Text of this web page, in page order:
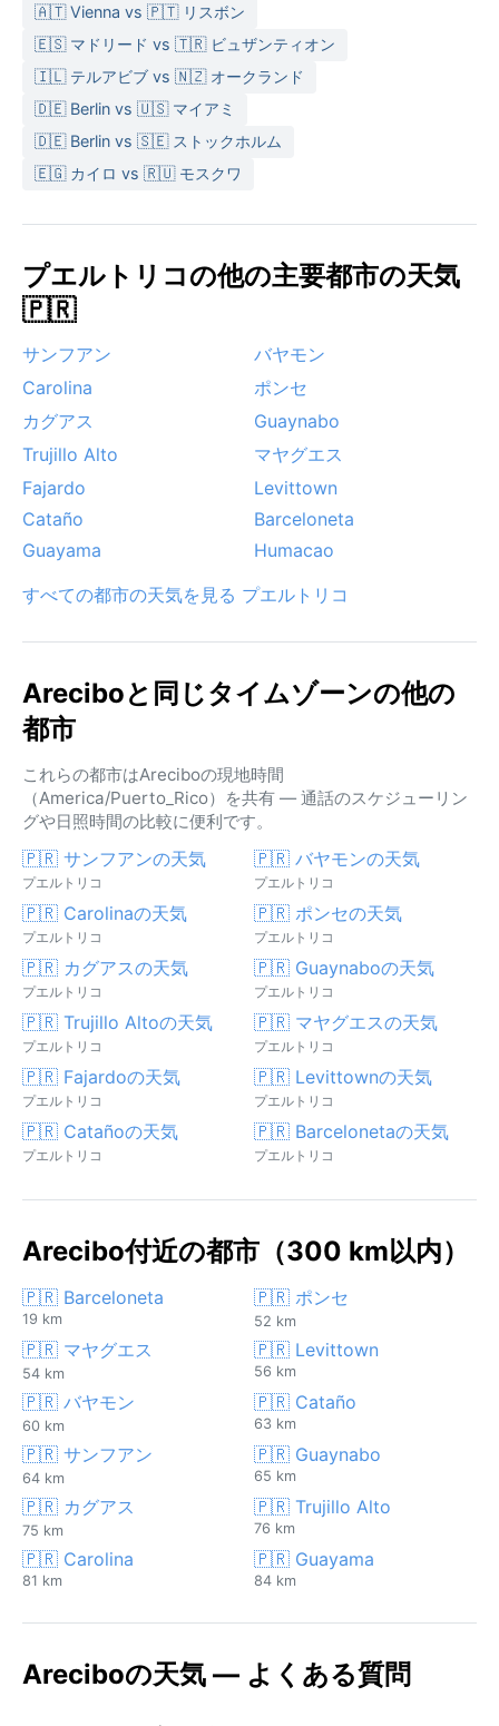
オルは必需品。日差しが強いため、日焼け止めと帽子
も忘れずに。
ベストシーズンは12月から4月。この時期は北東貿易風
が吹き、気温がやや下がって湿度も落ち着く。降雨頻
度も少なく、晴天に恵まれやすい。ただし、注意すべ
きはハリケーンシーズン（6月～11月）で、特に8月か
シボは沿岸低地にあるため高潮や強風に備える必要が
ることもあるが、それはむしろ幻想的な風景を生む。
常夏の島ながら、こうした気象の変化を理解すれば、
より深くプエルトリコの自然を味わえるだろう。
🇦🇹 Vienna vs 🇵🇹 リスボン
🇪🇸 マドリード vs 🇹🇷 ビュザンティオン
🇮🇱 テルアビブ vs 🇳🇿 オークランド
🇩🇪 Berlin vs 🇺🇸 マイアミ
🇩🇪 Berlin vs 🇸🇪 ストックホルム
🇪🇬 カイロ vs 🇷🇺 モスクワ
プエルトリコの他の主要都市の天気
🇵🇷
サンフアン
バヤモン
Carolina
ポンセ
カグアス
Guaynabo
Trujillo Alto
マヤグエス
Fajardo
Levittown
Cataño
Barceloneta
Guayama
Humacao
すべての都市の天気を見る プエルトリコ
Areciboと同じタイムゾーンの他の
都市
これらの都市はAreciboの現地時間
（America/Puerto_Rico）を共有 — 通話のスケジューリン
グや日照時間の比較に便利です。
🇵🇷 サンフアンの天気
プエルトリコ
🇵🇷 バヤモンの天気
プエルトリコ
🇵🇷 Carolinaの天気
プエルトリコ
🇵🇷 ポンセの天気
プエルトリコ
🇵🇷 カグアスの天気
プエルトリコ
🇵🇷 Guaynaboの天気
プエルトリコ
🇵🇷 Trujillo Altoの天気
プエルトリコ
🇵🇷 マヤグエスの天気
プエルトリコ
🇵🇷 Fajardoの天気
プエルトリコ
🇵🇷 Levittownの天気
プエルトリコ
🇵🇷 Catañoの天気
プエルトリコ
🇵🇷 Barcelonetaの天気
プエルトリコ
Arecibo付近の都市（300 km以内）
🇵🇷 Barceloneta
19 km
🇵🇷 ポンセ
52 km
🇵🇷 マヤグエス
54 km
🇵🇷 Levittown
56 km
🇵🇷 バヤモン
60 km
🇵🇷 Cataño
63 km
🇵🇷 サンフアン
64 km
🇵🇷 Guaynabo
65 km
🇵🇷 カグアス
75 km
🇵🇷 Trujillo Alto
76 km
🇵🇷 Carolina
81 km
🇵🇷 Guayama
84 km
Areciboの天気 — よくある質問